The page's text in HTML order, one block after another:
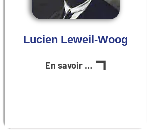
Lucien Leweil-Woog
En savoir plus